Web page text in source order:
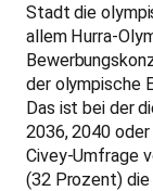
Stadt die
allem Hurra-
der olympische
Das ist bei der
2036, 2040
Civey-Umfrage
(32 Prozent) die